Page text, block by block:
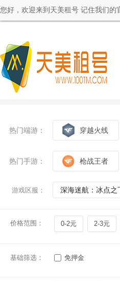
您好，欢迎来到天美租号 记住我们的
热门端游： 穿越火线
热门手游： 枪战王者
游戏区服： 深海迷航：冰点之
价格范围： 0-2元 2-3元
基础筛选： 免押金